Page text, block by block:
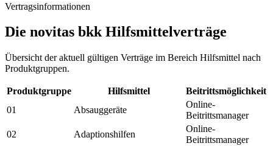
Vertragsinformationen
Die novitas bkk Hilfsmittelverträge
Übersicht der aktuell gültigen Verträge im Bereich Hilfsmittel nach
Produktgruppen.
Produktgruppe Hilfsmittel
Beitrittsmöglichkeit
01
Absauggeräte
Online-
Beitrittsmanager
02
Adaptionshilfen
Online-
Beitrittsmanager